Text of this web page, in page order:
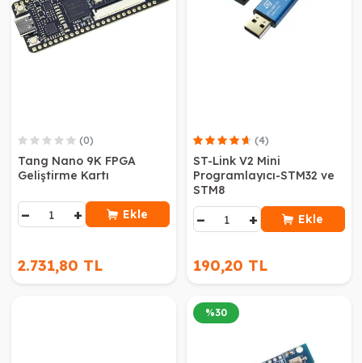
(0)
Tang Nano 9K FPGA
Geliştirme Kartı
− + Ekle
2.731,80 TL
(4)
ST-Link V2 Mini
Programlayıcı-STM32 ve
STM8
− + Ekle
190,20 TL
%30